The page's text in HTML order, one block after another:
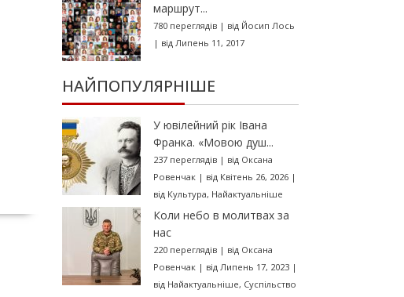
маршрут...
780 переглядів| від Йосип Лось
| від Липень 11, 2017
НАЙПОПУЛЯРНІШЕ
У ювілейний рік Івана
Франка. «Мовою душ...
237 переглядів| від Оксана
Ровенчак| від Квітень 26, 2026|
від Культура, Найактуальніше
Коли небо в молитвах за
нас
220 переглядів| від Оксана
Ровенчак| від Липень 17, 2023|
від Найактуальніше, Суспільство